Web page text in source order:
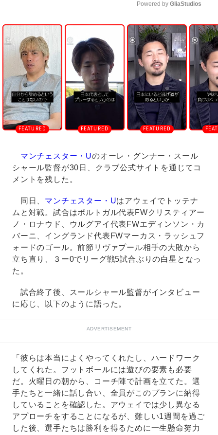
U
n
m
u
t
e
Powered by GliaStudios
マンチェスター・Uのオーレ・グンナー・スール
シャール監督が30日、クラブ公式サイトを通じてコ
メントを残した。
同日、 マンチェスター・Uはアウェイでトッテナ
ムと対戦。試合はポルトガル代表FWクリスティアー
ノ・ロナウド、ウルグアイ代表FWエディンソン・カ
バーニ、イングランド代表FWマーカス・ラッシュフ
ォードのゴール。前節リヴァプール相手の大敗から
立ち直り、３ー0でリーグ戦5試合ぶりの白星となっ
た。
試合終了後、スールシャール監督がインタビュー
に応じ、以下のように語った。
ADVERTISEMENT
「彼らは本当によくやってくれたし、ハードワーク
してくれた。フットボールには遊びの要素も必要
だ。火曜日の朝から、コーチ陣で計画を立てた。選
手たちと一緒に話し合い、全員がこのプランに納得
していることを確認した。アウェイでは少し異なる
アプローチをすることになるが、難しい1週間を過ご
した後、選手たちは勝利を得るために一生懸命努力